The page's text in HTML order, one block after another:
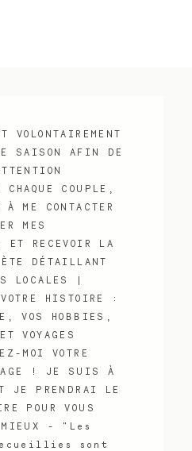
VOLONTAIREMENT
SAISON AFIN DE
COUPLE,
ME CONTACTER
MES
RECEVOIR LA
DÉTAILLANT
LOCALES |
HISTOIRE :
VOS HOBBIES,
VOYAGES
MOI VOTRE
! JE SUIS À
JE PRENDRAI LE
POUR VOUS
MIEUX - "Les
sont